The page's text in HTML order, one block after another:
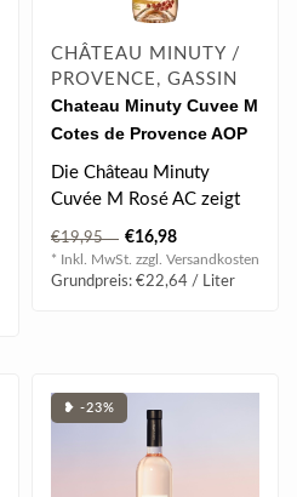
CHÂTEAU MINUTY /
PROVENCE, GASSIN
Chateau Minuty Cuvee M
Cotes de Provence AOP
Rose 2025 "Lucia Vinti"
Limited Edition 0.75 l
Die Château Minuty
Cuvée M Rosé AC zeigt
feines, duftiges Bouquet
von süß g..
€19,95 €16,98
* Inkl. MwSt. zzgl. Versandkosten
Grundpreis: €22,64 / Liter
❥ -23%